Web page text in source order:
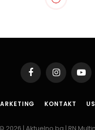
Muzike
jan 16, 2015 1